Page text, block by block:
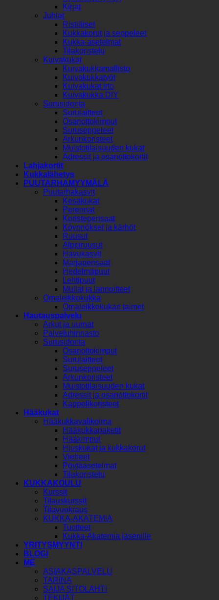
Kirjat
Juhlat
Ristiäiset
Kukkakorut ja seppeleet
Kukka-asetelmat
Tilakoristelu
Kuivakukat
Kuivakukkamallisto
Kuivakukkatyöt
Kuivakukat irto
Kuivakukka DIY
Surusidonta
Surulaitteet
Osanottokimput
Suruseppeleet
Arkunkoristeet
Muistotilaisuuden kukat
Adressit ja osanottokortit
Lahjakortit
Kukkalähetys
PUUTARHAMYYMÄLÄ
Puutarhakasvit
Kesäkukat
Perennat
Koristepensaat
Köynnökset ja kärhöt
Ruusut
Alppiruusut
Havukasvit
Marjapensaat
Hedelmäpuut
Lehtipuut
Mullat ja lannoitteet
Omaleikkokukka
Omaleikkokukan taimet
Hautauspalvelu
Arkut ja uurnat
Palveluhinnasto
Surusidonta
Osanottokimput
Surulaitteet
Suruseppeleet
Arkunkoristeet
Muistotilaisuuden kukat
Adressit ja osanottokortit
Kappelikoristeet
Hääkukat
Hääkukkavalikoima
Hääkukkapaketit
Hääkimput
Hiuskukat ja kukkakorut
Vieheet
Pöytäasetelmat
Tilakoristelu
KUKKAKOULU
Kurssit
Tilauskurssit
Tilavuokraus
KUKKA-AKATEMIA
Tuotteet
Kukka-Akatemia jäsenille
YRITYSMYYNTI
BLOGI
ME
ASIAKASPALVELU
TARINA
SAIJA SITOLAHTI
TEKIJÄT